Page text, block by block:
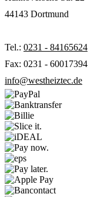
44143 Dortmund
Tel.: 0231 - 84165624
Fax: 0231 - 60017394
info@westheiztec.de